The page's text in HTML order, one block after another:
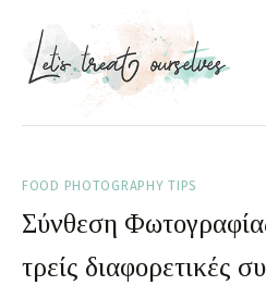
Portfolio
FOOD PHOTOGRAPHY TIPS
Σύνθεση
τρείς διαφορετικές